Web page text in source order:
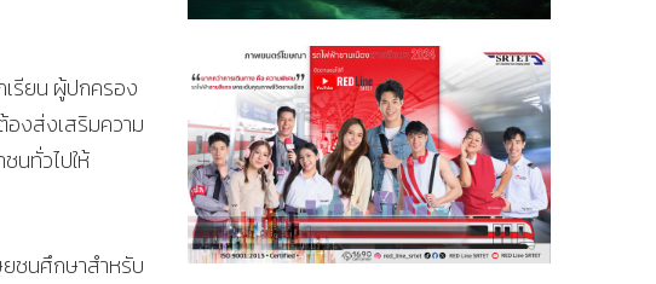
รียน ผู้ปกครอง
องส่งเสริมความ
นทั่วไปให้
ชนศึกษาสำหรับ